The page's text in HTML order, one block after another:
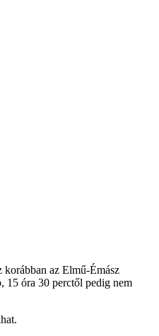
az Elmű-Émász
15 óra 30 perctől pedig nem